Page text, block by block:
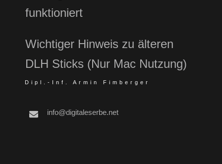
funktioniert
Wichtiger Hinweis zu älteren
DLH Sticks (Nur Mac Nutzung)
Dipl.-Inf. Armin Fimberger
info@digitaleserbe.net